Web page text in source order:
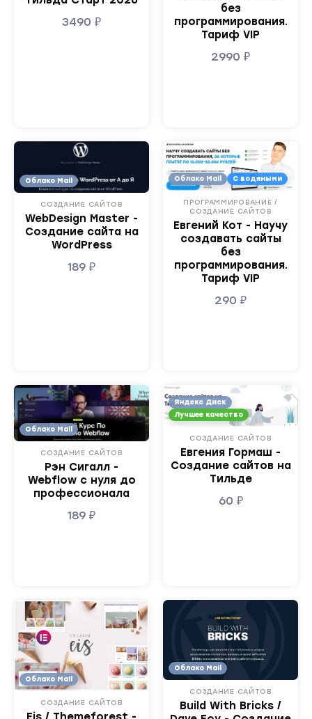
3490 ₽
без
программирования.
Тариф VIP
2990 ₽
Облако Mail
СОЗДАНИЕ САЙТОВ
WebDesign Master -
Создание сайта на
WordPress
189 ₽
Облако Mail С водяными
ПРОГРАММИРОВАНИЕ /
СОЗДАНИЕ САЙТОВ
Евгений Кот - Научу
создавать сайты
без
программирования.
Тариф VIP
290 ₽
Облако Mail
СОЗДАНИЕ САЙТОВ
Рэн Сигалл -
Webflow с нуля до
профессионала
189 ₽
Яндекс Диск
Лучшее качество
СОЗДАНИЕ САЙТОВ
Евгения Гормаш -
Создание сайтов на
Тильде
60 ₽
Облако Mail
СОЗДАНИЕ САЙТОВ
Облако Mail
СОЗДАНИЕ САЙТОВ
Build With Bricks /